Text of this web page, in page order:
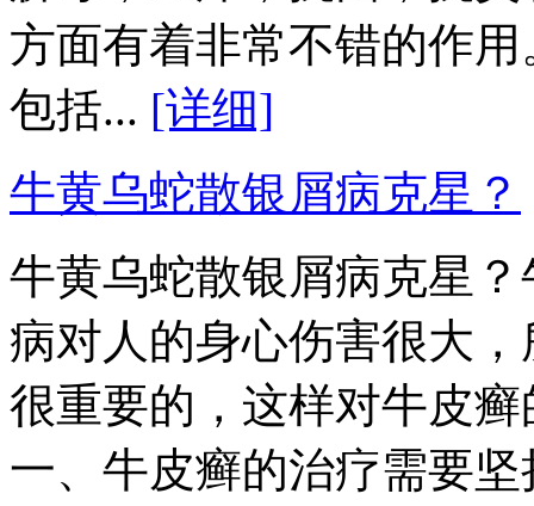
方面有着非常不错的作
包括... [详细]
牛黄乌蛇散银屑病克星？
牛黄乌蛇散银屑病克星
病对人的身心伤害很大
很重要的，这样对牛皮
一、牛皮癣的治疗需要